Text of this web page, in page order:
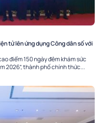
tử lên ứng dụng Công dân số với
điểm 150 ngày đêm khám sức
2026”, thành phố chính thức...